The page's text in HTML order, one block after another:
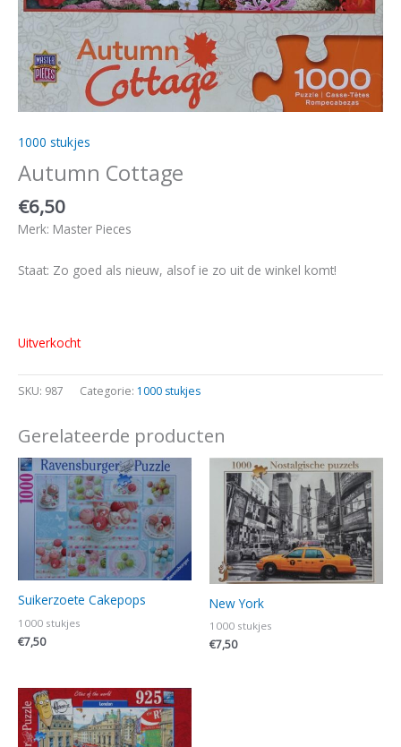
1000 stukjes
Autumn Cottage
€6,50
Merk: Master Pieces
Staat: Zo goed als nieuw, alsof ie zo uit de winkel komt!
Uitverkocht
SKU: 987 Categorie: 1000 stukjes
Gerelateerde producten
Suikerzoete Cakepops
1000 stukjes
€7,50
New York
1000 stukjes
€7,50